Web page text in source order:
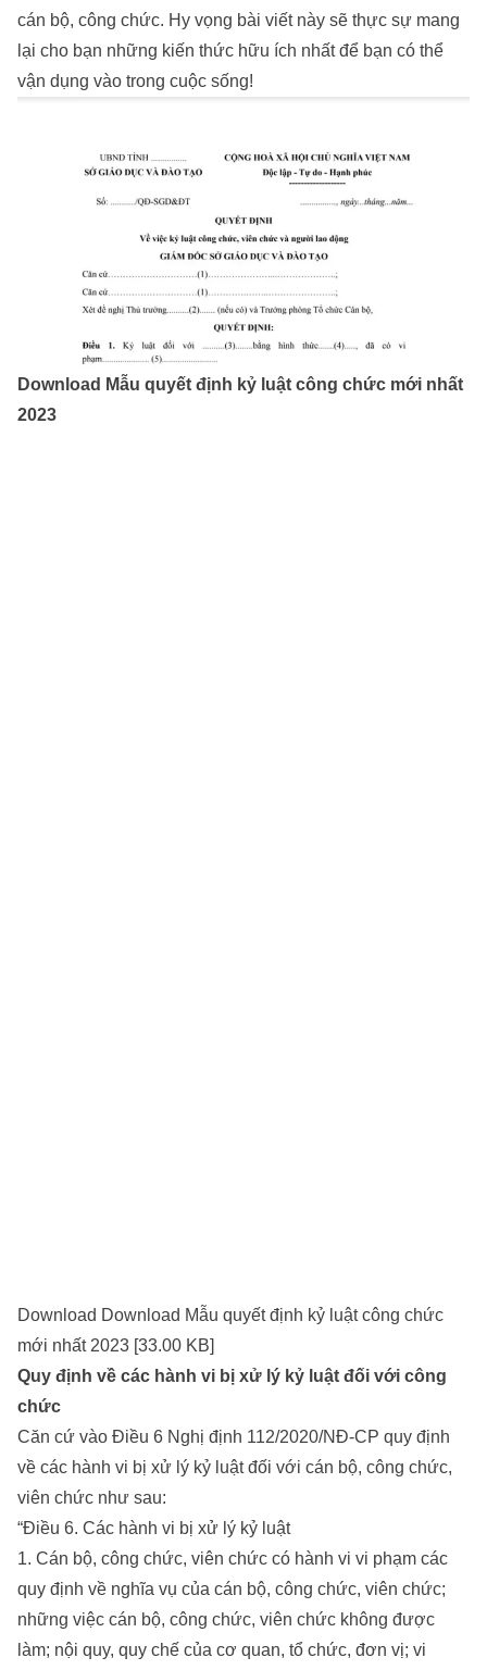
cán bộ, công chức. Hy vọng bài viết này sẽ thực sự mang
lại cho bạn những kiến thức hữu ích nhất để bạn có thể
vận dụng vào trong cuộc sống!
Download Mẫu quyết định kỷ luật công chức mới nhất
2023
Download Download Mẫu quyết định kỷ luật công chức
mới nhất 2023 [33.00 KB]
Quy định về các hành vi bị xử lý kỷ luật đối với công
chức
Căn cứ vào Điều 6 Nghị định 112/2020/NĐ-CP quy định
về các hành vi bị xử lý kỷ luật đối với cán bộ, công chức,
viên chức như sau:
“Điều 6. Các hành vi bị xử lý kỷ luật
1. Cán bộ, công chức, viên chức có hành vi vi phạm các
quy định về nghĩa vụ của cán bộ, công chức, viên chức;
những việc cán bộ, công chức, viên chức không được
làm; nội quy, quy chế của cơ quan, tổ chức, đơn vị; vi